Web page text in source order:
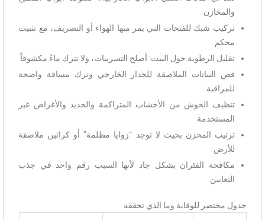
والمخازن
تركيب شبك للفتحات التي يمر منها الهواء أو التصريف، مع تثبيت
محكم
تقليل الرطوبة حول البيت: أصلح التسريبات، ولا تترك ماءً مكشوفاً
قص النباتات الملاصقة للجدار الخارجي وترك مسافة واضحة
للمراقبة
تنظيف الحوش من الأخشاب المتراكمة والحديد والأغراض غير
المستخدمة
ترتيب المخزن بحيث لا توجد “زوايا مظلمة” أو كراتين ملاصقة
للأرض
مكافحة الفئران بشكل جاد لأنها السبب رقم واحد في جذب
الثعابين
جدول مختصر للوقاية وما الذي تحققه